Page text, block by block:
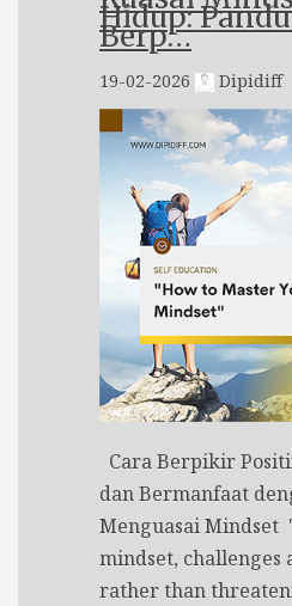
Hidup:
Berp…
19-02-2026 Dipidiff
Cara Berpikir
dan Bermanfaat
Menguasai
mindset, challenges
rather than